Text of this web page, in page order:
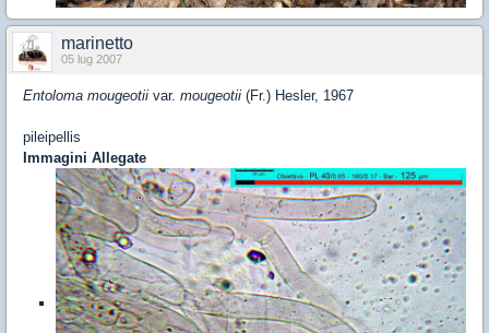
marinetto
05 lug 2007
Entoloma mougeotii var. mougeotii (Fr.) Hesler, 1967
pileipellis
Immagini Allegate